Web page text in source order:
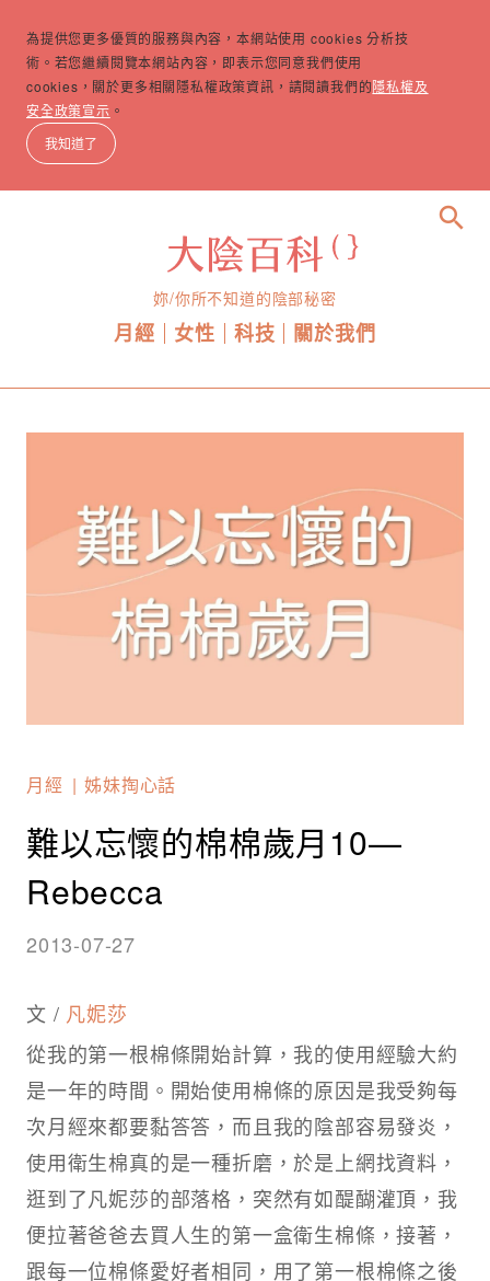
為提供您更多優質的服務與內容，本網站使用 cookies 分析技
術。若您繼續閱覽本網站內容，即表示您同意我們使用
cookies，關於更多相關隱私權政策資訊，請閱讀我們的隱私權及
安全政策宣示 。
我知道了
妳/你所不知道的陰部秘密
月經 女性 科技 關於我們
search
月經 姊妹掏心話
難以忘懷的棉棉歲月10—
Rebecca
2013-07-27
文 / 凡妮莎
從我的第一根棉條開始計算，我的使用經驗大約
是一年的時間。開始使用棉條的原因是我受夠每
次月經來都要黏答答，而且我的陰部容易發炎，
使用衛生棉真的是一種折磨，於是上網找資料，
逛到了凡妮莎的部落格，突然有如醍醐灌頂，我
便拉著爸爸去買人生的第一盒衛生棉條，接著，
跟每一位棉條愛好者相同，用了第一根棉條之後